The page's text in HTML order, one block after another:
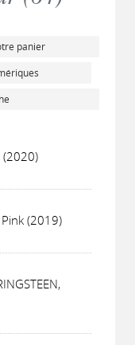
panier
(2020)
(2019)